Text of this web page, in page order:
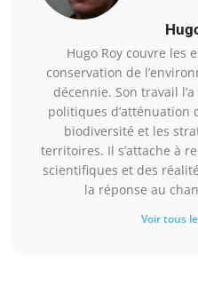
Hugo Roy couvre les
conservation de
décennie. Son travail
politiques d’atténuation
biodiversité et les
territoires. Il s’attache à
scientifiques et des
la réponse au
Voir tous